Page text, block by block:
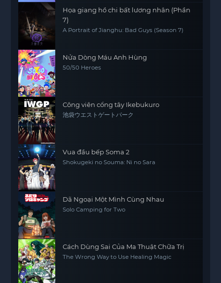
Họa giang hồ chi bất lương nhân (Phần
7)
A Portrait of Jianghu: Bad Guys (Season 7)
Nửa Dòng Máu Anh Hùng
50/50 Heroes
Công viên cổng tây Ikebukuro
池袋ウエストゲートパーク
Vua đầu bếp Soma 2
Shokugeki no Souma: Ni no Sara
Dã Ngoại Một Mình Cùng Nhau
Solo Camping for Two
Cách Dùng Sai Của Ma Thuật Chữa Trị
The Wrong Way to Use Healing Magic